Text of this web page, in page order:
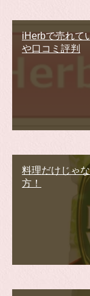
iHerbで売れて
や口コミ評判
料理だけじゃ
方！